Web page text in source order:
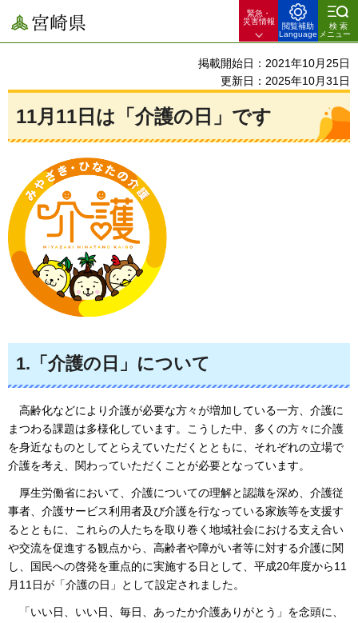
宮崎県
緊急・
災害情報
閲覧補助
Language
検索
メニュー
掲載開始日：2021年10月25日
更新日：2025年10月31日
11月11日は「介護の日」です
1.「介護の日」について
高齢化などにより介護が必要な方々が増加している一方、介護に
まつわる課題は多様化しています。こうした中、多くの方々に介護
を身近なものとしてとらえていただくとともに、それぞれの立場で
介護を考え、関わっていただくことが必要となっています。
厚生労働省において、介護についての理解と認識を深め、介護従
事者、介護サービス利用者及び介護を行なっている家族等を支援す
るとともに、これらの人たちを取り巻く地域社会における支え合い
や交流を促進する観点から、高齢者や障がい者等に対する介護に関
し、国民への啓発を重点的に実施する日として、平成20年度から11
月11日が「介護の日」として設定されました。
「いい日、いい日、毎日、あったか介護ありがとう」を念頭に、